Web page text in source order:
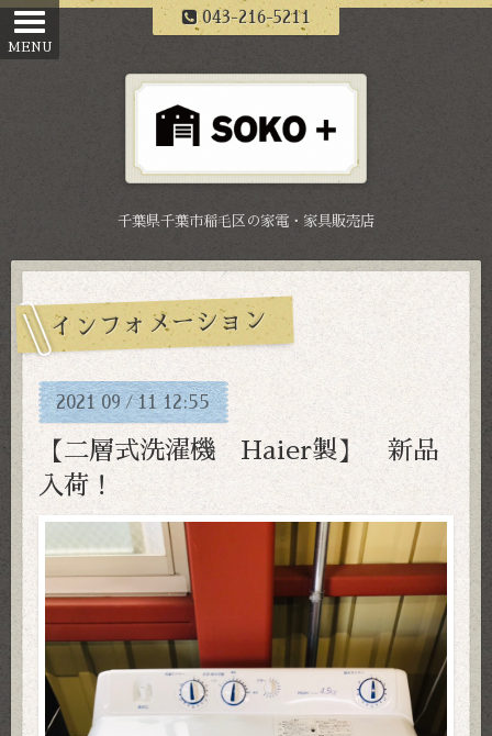
043-216-5211
千葉県千葉市稲毛区の家電・家具販売店
インフォメーション
2021 09/11 12:55
【二層式洗濯機 Haier製】 新品
入荷！